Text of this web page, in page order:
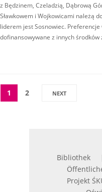
z Będzinem, Czeladzią, Dąbrową
Sławkowem i Wojkowicami należą
liderem jest Sosnowiec.
dofinansowywane z innych
1 2 NEXT
Bibliothek
Projekt